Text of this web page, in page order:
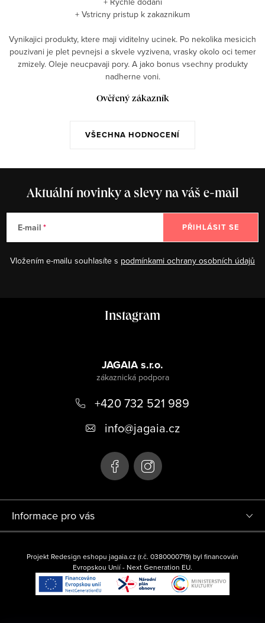
VŠECHNA HODNOCENÍ
+ Vstricny pristup k zakaznikum
Vynikajici produkty, ktere maji viditelny ucinek. Po nekolika mesicich
pouzivani je plet pevnejsi a skvele vyzivena, vrasky okolo oci temer
zmizely. Oleje neucpavaji pory. A jako bonus vsechny produkty
nadherne voni.
Ověřený zákazník
Aktuální novinky a slevy na váš e-mail
E-mail
Vložením e-mailu souhlasíte s podmínkami ochrany osobních údajů
PŘIHLÁSIT SE
Instagram
JAGAIA s.r.o.
+420 732 521 989
info@jagaia.cz
Informace pro vás
Projekt Redesign eshopu jagaia.cz (r.č. 0380000719) byl financován
Evropskou Unií - Next Generation EU.